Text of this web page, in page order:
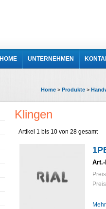
HOME UNTERNEHMEN
Home > Produkte >
Klingen
Artikel 1 bis 10 von 28 gesamt
Art.-